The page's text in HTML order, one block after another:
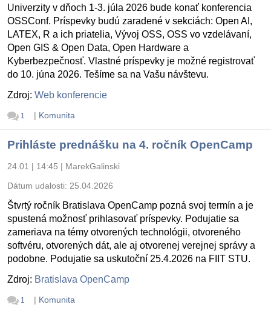
Univerzity v dňoch 1-3. júla 2026 bude konať konferencia
OSSConf. Príspevky budú zaradené v sekciách: Open AI,
LATEX, R a ich priatelia, Vývoj OSS, OSS vo vzdelávaní,
Open GIS & Open Data, Open Hardware a
Kyberbezpečnosť. Vlastné príspevky je možné registrovať
do 10. júna 2026. Tešíme sa na Vašu návštevu.
Zdroj: Web konferencie
1 | Komunita
Prihláste prednášku na 4. ročník OpenCamp
24.01 | 14:45 | MarekGalinski
Dátum udalosti: 25.04.2026
Štvrtý ročník Bratislava OpenCamp pozná svoj termín a je
spustená možnosť prihlasovať príspevky. Podujatie sa
zameriava na témy otvorených technológii, otvoreného
softvéru, otvorených dát, ale aj otvorenej verejnej správy a
podobne. Podujatie sa uskutoční 25.4.2026 na FIIT STU.
Zdroj: Bratislava OpenCamp
1 | Komunita